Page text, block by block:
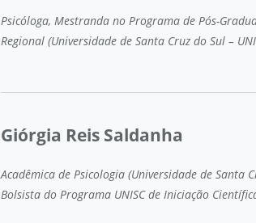
Psicóloga, Mestranda no Programa de Pós-
Regional (Universidade de Santa Cruz do Sul –
Giórgia Reis Saldanha
Acadêmica de Psicologia (Universidade de Santa
Bolsista do Programa UNISC de Iniciação